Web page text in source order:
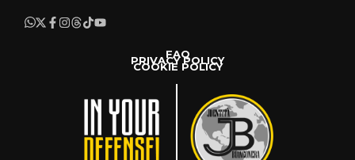
FAQ
PRIVACY POLICY
COOKIE POLICY